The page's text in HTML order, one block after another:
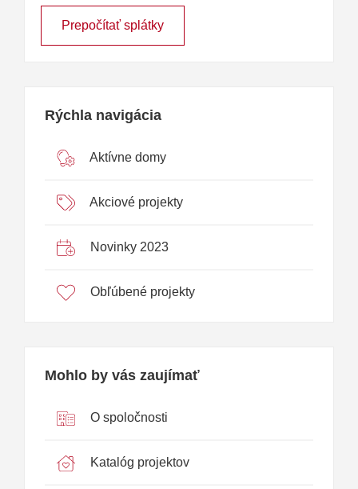
Prepočítať splátky
Rýchla navigácia
Aktívne domy
Akciové projekty
Novinky 2023
Obľúbené projekty
Mohlo by vás zaujímať
O spoločnosti
Katalóg projektov